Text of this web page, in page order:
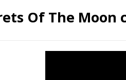
Of The Moon